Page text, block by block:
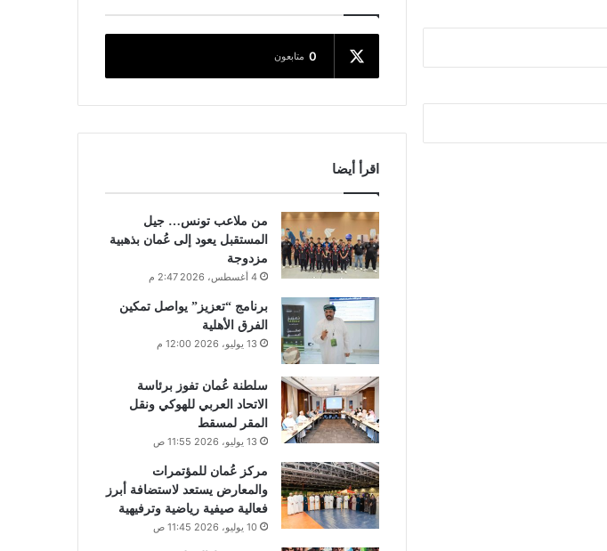
0 متابعون
اقرأ أيضا
من ملاعب تونس… جيل
المستقبل يعود إلى عُمان بذهبية
مزدوجة
4 أغسطس، 2026 2:47 م
برنامج “تعزيز” يواصل تمكين
الفرق الأهلية
13 يوليو، 2026 12:00 م
سلطنة عُمان تفوز برئاسة
الاتحاد العربي للهوكي ونقل
المقر لمسقط
13 يوليو، 2026 11:55 ص
مركز عُمان للمؤتمرات
والمعارض يستعد لاستضافة أبرز
فعالية صيفية رياضية وترفيهية
10 يوليو، 2026 11:45 ص